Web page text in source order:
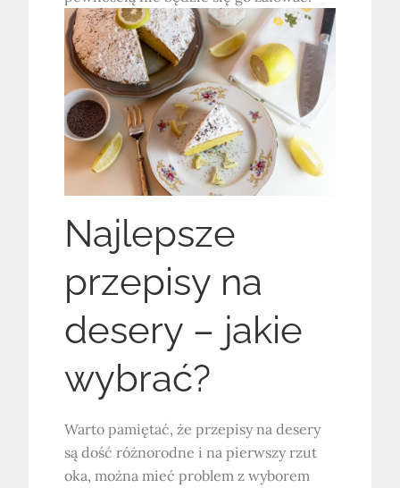
Najlepsze
przepisy na
desery – jakie
wybrać?
Warto pamiętać, że przepisy na desery
są dość różnorodne i na pierwszy rzut
oka, można mieć problem z wyborem